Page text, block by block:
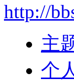
http://
主
个